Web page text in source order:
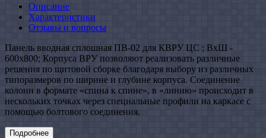
Описание
Характеристики
Отзывы и вопросы
Панель вводная сплошная ПВ-02 для КВРУ ЦС ; ВхШ -
600x800; Корпуса ВРУ позволяют реализовать различные
решения по щитовой сборке благодаря выбору из различных
типоразмеров по ширине и глубине корпуса. Соединение
колонн в формате «спина к спине», в «линию» происходит в
нескольких точках через специальные профили на каркасе с
помощью болтового соединения.
Подробнее